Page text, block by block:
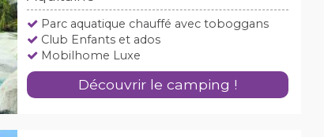
Parc aquatique chauffé avec toboggans
Club Enfants et ados
Mobilhome Luxe
Découvrir le camping !